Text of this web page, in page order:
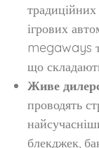
ігрових
megaways
що
Живе
проводять
блекджек,